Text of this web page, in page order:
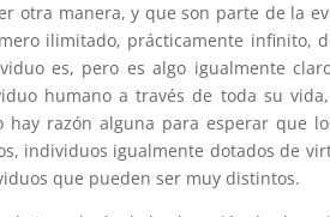
otra manera, y que son parte de la
ilimitado, prácticamente infinito,
es, pero es algo igualmente
humano a través de toda su
hay razón alguna para esperar que
individuos igualmente dotados de
que pueden ser muy distintos.